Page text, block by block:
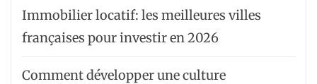
Immobilier locatif: les meilleures villes
françaises pour investir en 2026
Comment développer une culture